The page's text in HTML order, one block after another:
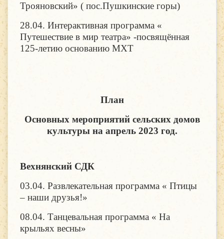
Трояновский» ( пос.Пушкинские горы)
28.04. Интерактивная программа «
Путешествие в мир театра» -посвящённая
125-летию основанию МХТ
План
Основных мероприятий сельских домов
культуры на апрель 2023 год.
Вехнянский СДК
03.04. Развлекательная программа « Птицы
– наши друзья!»
08.04. Танцевальная программа « На
крыльях весны»